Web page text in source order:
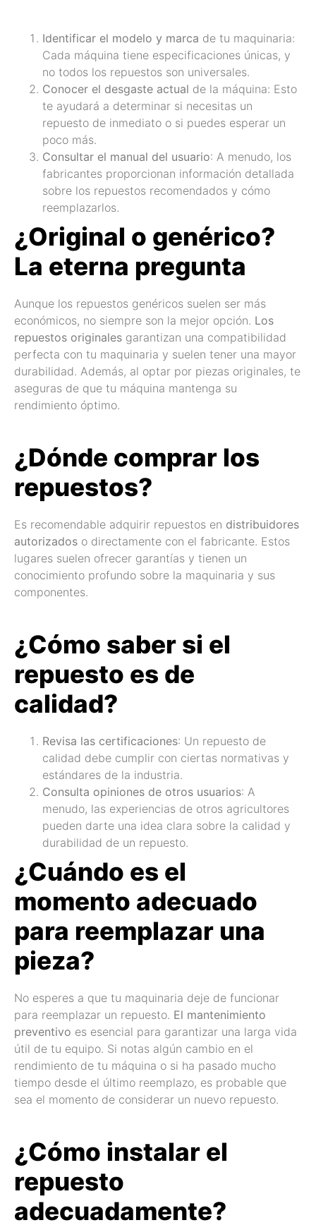
Identificar el modelo y marca de tu maquinaria:
Cada máquina tiene especificaciones únicas, y
no todos los repuestos son universales.
Conocer el desgaste actual de la máquina: Esto
te ayudará a determinar si necesitas un
repuesto de inmediato o si puedes esperar un
poco más.
Consultar el manual del usuario: A menudo, los
fabricantes proporcionan información detallada
sobre los repuestos recomendados y cómo
reemplazarlos.
¿Original o genérico?
La eterna pregunta
Aunque los repuestos genéricos suelen ser más
económicos, no siempre son la mejor opción. Los
repuestos originales garantizan una compatibilidad
perfecta con tu maquinaria y suelen tener una mayor
durabilidad. Además, al optar por piezas originales, te
aseguras de que tu máquina mantenga su
rendimiento óptimo.
¿Dónde comprar los
repuestos?
Es recomendable adquirir repuestos en distribuidores
autorizados o directamente con el fabricante. Estos
lugares suelen ofrecer garantías y tienen un
conocimiento profundo sobre la maquinaria y sus
componentes.
¿Cómo saber si el
repuesto es de
calidad?
Revisa las certificaciones: Un repuesto de
calidad debe cumplir con ciertas normativas y
estándares de la industria.
Consulta opiniones de otros usuarios: A
menudo, las experiencias de otros agricultores
pueden darte una idea clara sobre la calidad y
durabilidad de un repuesto.
¿Cuándo es el
momento adecuado
para reemplazar una
pieza?
No esperes a que tu maquinaria deje de funcionar
para reemplazar un repuesto. El mantenimiento
preventivo es esencial para garantizar una larga vida
útil de tu equipo. Si notas algún cambio en el
rendimiento de tu máquina o si ha pasado mucho
tiempo desde el último reemplazo, es probable que
sea el momento de considerar un nuevo repuesto.
¿Cómo instalar el
repuesto
adecuadamente?